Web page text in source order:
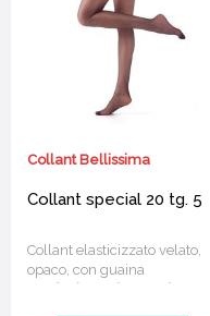
Collant Bellissima
Collant special 20 tg. 5
Collant elasticizzato velato,
opaco, con guaina